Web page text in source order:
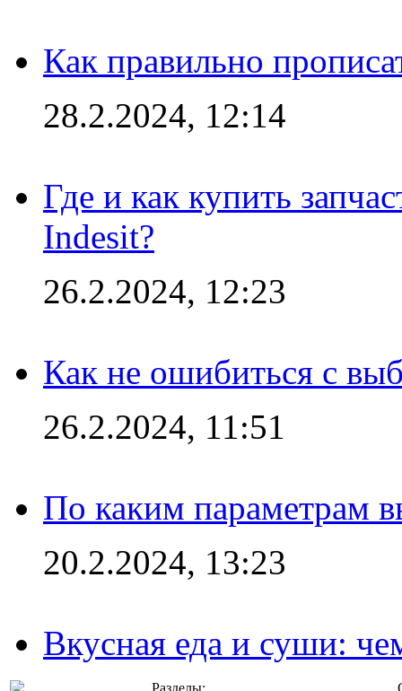
Как правильно
28.2.2024, 12:14
Где и как купить
Indesit?
26.2.2024, 12:23
Как не ошибиться с
26.2.2024, 11:51
По каким параметрам
20.2.2024, 13:23
Вкусная еда и суши:
Разделы: